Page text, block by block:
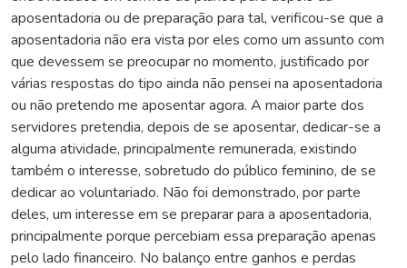
aposentadoria ou de preparação para tal, verificou-se que a
aposentadoria não era vista por eles como um assunto com
que devessem se preocupar no momento, justificado por
várias respostas do tipo ainda não pensei na aposentadoria
ou não pretendo me aposentar agora. A maior parte dos
servidores pretendia, depois de se aposentar, dedicar-se a
alguma atividade, principalmente remunerada, existindo
também o interesse, sobretudo do público feminino, de se
dedicar ao voluntariado. Não foi demonstrado, por parte
deles, um interesse em se preparar para a aposentadoria,
principalmente porque percebiam essa preparação apenas
pelo lado financeiro. No balanço entre ganhos e perdas